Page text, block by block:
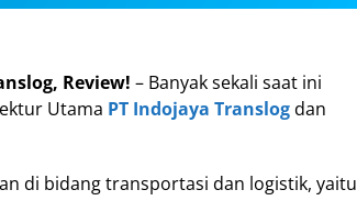
Review! – Banyak sekali saat ini
Utama PT Indojaya Translogdan
di bidang transportasi dan logistik, yaitu